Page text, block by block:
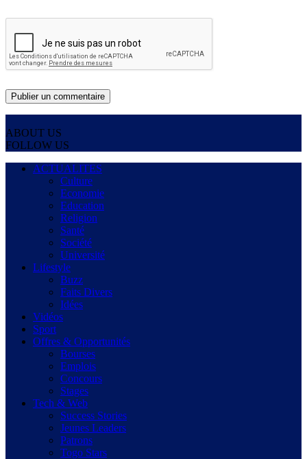
ABOUT US
FOLLOW US
ACTUALITES
Culture
Economie
Education
Religion
Santé
Société
Université
Lifestyle
Buzz
Faits Divers
Idées
Vidéos
Sport
Offres & Opportunités
Bourses
Emplois
Concours
Stages
Tech & Web
Success Stories
Jeunes Leaders
Patrons
Togo Stars